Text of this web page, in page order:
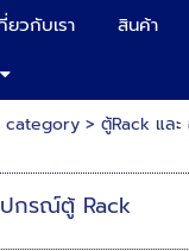
ยวกับเรา สินค้า
category> ตู้Rack แล
กรณ์ตู้ Rack